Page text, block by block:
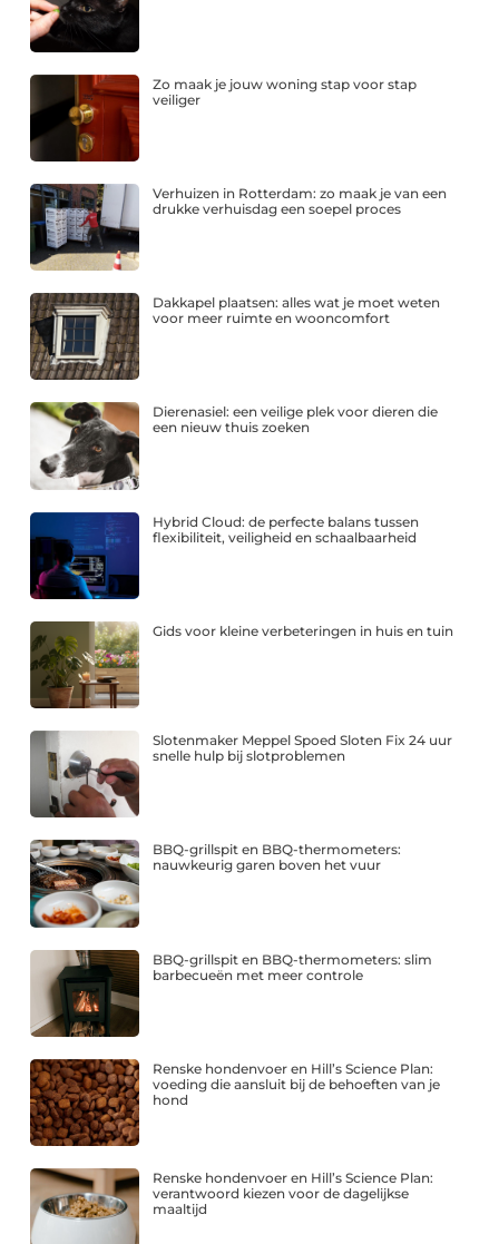
Zo maak je jouw woning stap voor stap
veiliger
Verhuizen in Rotterdam: zo maak je van een
drukke verhuisdag een soepel proces
Dakkapel plaatsen: alles wat je moet weten
voor meer ruimte en wooncomfort
Dierenasiel: een veilige plek voor dieren die
een nieuw thuis zoeken
Hybrid Cloud: de perfecte balans tussen
flexibiliteit, veiligheid en schaalbaarheid
Gids voor kleine verbeteringen in huis en tuin
Slotenmaker Meppel Spoed Sloten Fix 24 uur
snelle hulp bij slotproblemen
BBQ-grillspit en BBQ-thermometers:
nauwkeurig garen boven het vuur
BBQ-grillspit en BBQ-thermometers: slim
barbecueën met meer controle
Renske hondenvoer en Hill’s Science Plan:
voeding die aansluit bij de behoeften van je
hond
Renske hondenvoer en Hill’s Science Plan:
verantwoord kiezen voor de dagelijkse
maaltijd